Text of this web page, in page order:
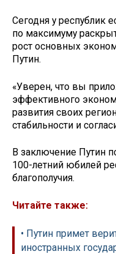
Сегодня у республик
по максимуму
рост основных
Путин.
«Уверен, что вы
эффективного
развития своих
стабильности и
В заключение Путин
100-летний юбилей
благополучия.
Читайте также:
• Путин примет
иностранных